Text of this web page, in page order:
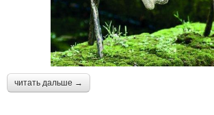
читать дальше →